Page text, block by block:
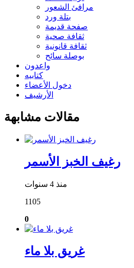
مرافئ الشعور
بتلة ورد
صفحة قديمة
ثقافة صحية
ثقافة قانونية
بوصلة سائح
واعدون
كتابيه
دخول الأعضاء
الأرشيف
مقالات مشابهة
رغيف الخبز الأسمر
منذ 4 سنوات
1105
0
غريق بلا ماء